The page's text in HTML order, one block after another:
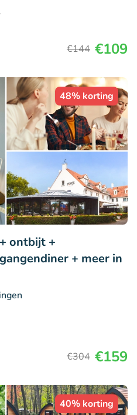
€144 €109
48% korting
ontbijt +
+ meer in
€304 €159
40% korting